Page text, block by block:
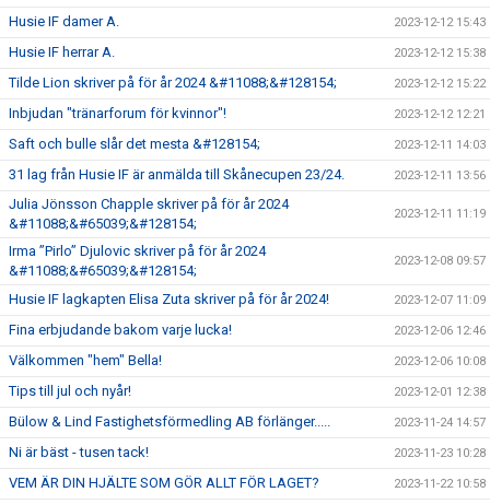
Husie IF damer A. 2023-12-12 15:43
Husie IF herrar A. 2023-12-12 15:38
Tilde Lion skriver på för år 2024 &#11088;&#128154; 2023-12-12 15:22
Inbjudan "tränarforum för kvinnor"! 2023-12-12 12:21
Saft och bulle slår det mesta &#128154; 2023-12-11 14:03
31 lag från Husie IF är anmälda till Skånecupen 23/24. 2023-12-11 13:56
Julia Jönsson Chapple skriver på för år 2024
&#11088;&#65039;&#128154;
2023-12-11 11:19
Irma ”Pirlo” Djulovic skriver på för år 2024
&#11088;&#65039;&#128154;
2023-12-08 09:57
Husie IF lagkapten Elisa Zuta skriver på för år 2024! 2023-12-07 11:09
Fina erbjudande bakom varje lucka! 2023-12-06 12:46
Välkommen "hem" Bella! 2023-12-06 10:08
Tips till jul och nyår! 2023-12-01 12:38
Bülow & Lind Fastighetsförmedling AB förlänger..... 2023-11-24 14:57
Ni är bäst - tusen tack! 2023-11-23 10:28
VEM ÄR DIN HJÄLTE SOM GÖR ALLT FÖR LAGET? 2023-11-22 10:58